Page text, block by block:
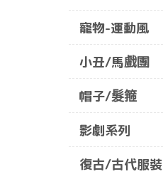
寵物-運動風
小丑/馬戲團
帽子/髮箍
影劇系列
復古/古代服裝